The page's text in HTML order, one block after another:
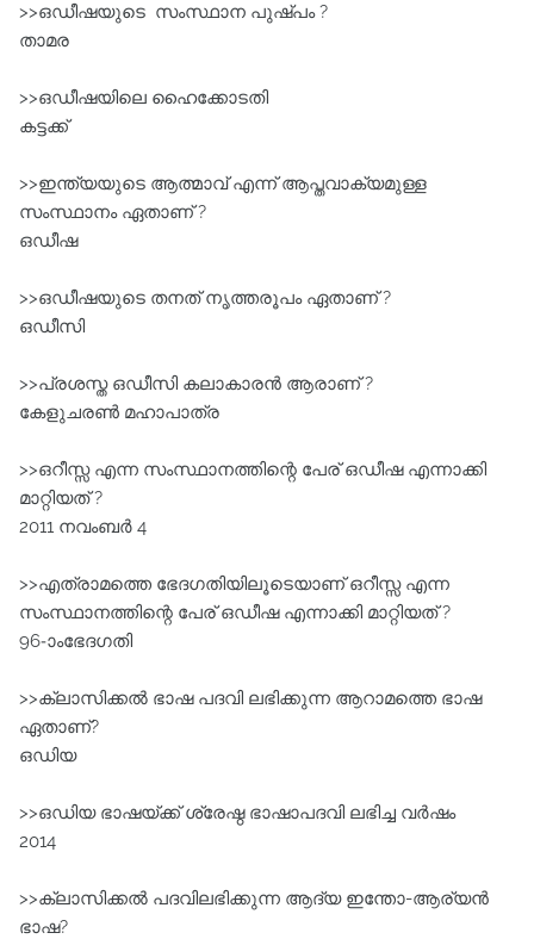
>>ഒഡീഷയുടെ സംസ്ഥാന പുഷ്പം ?
താമര
>>ഒഡീഷയിലെ ഹൈക്കോടതി
കട്ടക്ക്
>>ഇന്ത്യയുടെ ആത്മാവ്‌ എന്ന്‌ ആപ്തവാക്യമുള്ള
സംസ്ഥാനം ഏതാണ് ?
ഒഡീഷ
>>ഒഡീഷയുടെ തനത്‌ നൃത്തരൂപം ഏതാണ് ?
ഒഡീസി
>>പ്രശസ്ത ഒഡീസി കലാകാരൻ ആരാണ് ?
കേളുചരൺ മഹാപാത്ര
>>ഒറീസ്സ എന്ന സംസ്ഥാനത്തിന്റെ പേര് ഒഡീഷ എന്നാക്കി
മാറ്റിയത്‌ ?
2011 നവംബർ 4
>>എത്രാമത്തെ ഭേദഗതിയിലൂടെയാണ്‌ ഒറീസ്സ എന്ന
സംസ്ഥാനത്തിന്റെ പേര് ഒഡീഷ എന്നാക്കി മാറ്റിയത്‌ ?
96-ാംഭേദഗതി
>>ക്ലാസിക്കൽ ഭാഷ പദവി ലഭിക്കുന്ന ആറാമത്തെ ഭാഷ
ഏതാണ്?
ഒഡിയ
>>ഒഡിയ ഭാഷയ്ക്ക്‌ ശ്രേഷ്ഠ ഭാഷാപദവി ലഭിച്ച വർഷം
2014
>>ക്ലാസിക്കൽ പദവിലഭിക്കുന്ന ആദ്യ ഇന്തോ-ആര്യൻ
ഭാഷ?